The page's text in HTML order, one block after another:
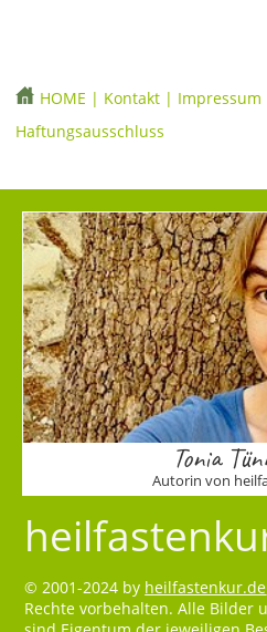
HOME | Kontakt | Impressum
Haftungsausschluss
Tonia
Autorin von
© 2001-2024 by heilfastenkur.de
Rechte vorbehalten. Alle Bilder